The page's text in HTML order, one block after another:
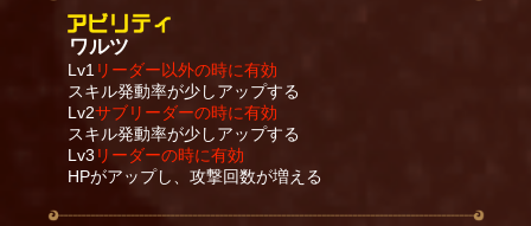
ワルツ
Lv1 リーダー以外の時に有効
スキル発動率が少しアップする
Lv2サブリーダーの時に有効
スキル発動率が少しアップする
Lv3リーダーの時に有効
HPがアップし、攻撃回数が増える